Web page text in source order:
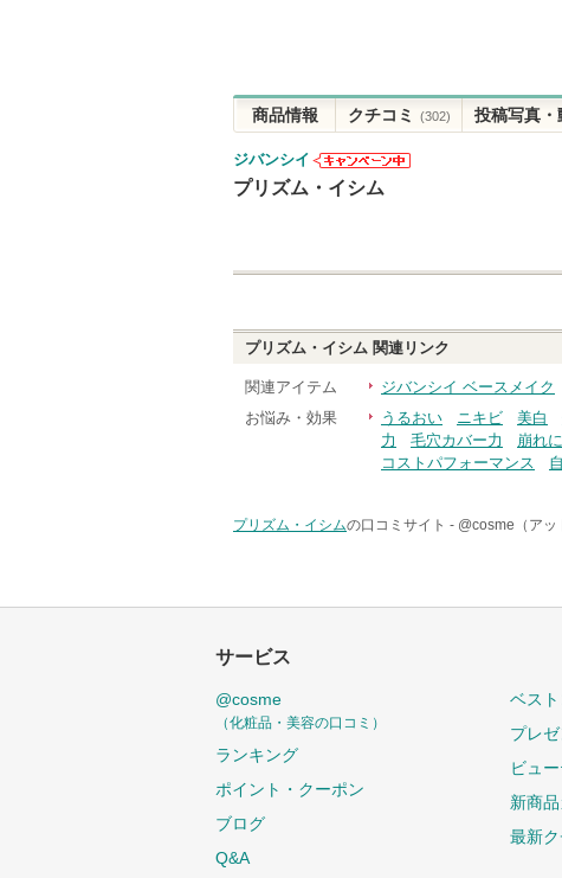
商品情報 クチコミ (302) 投稿写真・
ジバンシイ
ジバンシイか
プリズム・イシム
プリズム・イシム 関連リンク
関連アイテム ジバンシイ ベースメイク
お悩み・効果
うるおい ニキビ 美白
力
毛穴カバー力 崩れ
コストパフォーマンス
プリズム・イシムの口コミサイト - @cosme（アッ
サービス
@cosme
（化粧品・美容の口コミ）
ランキング
ポイント・クーポン
ブログ
Q&A
ベス
プレゼ
ビュ
新商
最新ク